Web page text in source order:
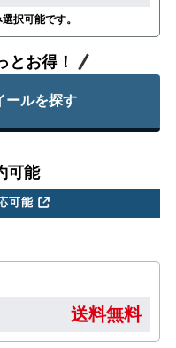
択可能です。
とお得！
ールを探す
可能
可能
送料無料